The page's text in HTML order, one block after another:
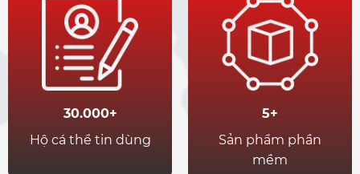
30.000+
Hộ cá thể tin dùng
5+
Sản phẩm phần
mềm